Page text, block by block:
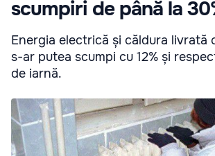
scumpiri de până la
Energia electrică și căldura livrată
s-ar putea scumpi cu 12% și
de iarnă.